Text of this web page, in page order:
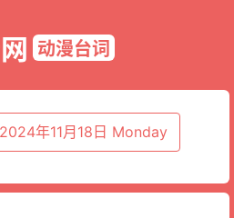
动漫台词
年11月18日 Monday